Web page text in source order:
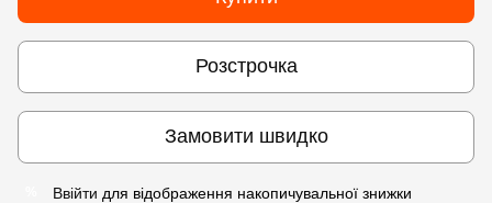
Розстрочка
Замовити швидко
Ввійти для відображення накопичувальної знижки